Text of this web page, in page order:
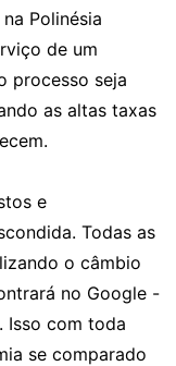
Polinésia
de um
processo seja
as altas taxas
e
Todas as
o câmbio
no Google -
Isso com toda
se comparado